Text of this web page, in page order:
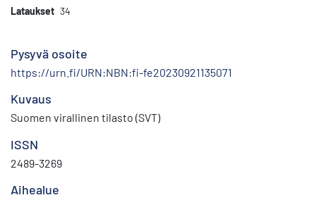
Lataukset 34
Pysyvä osoite
https://urn.fi/URN:NBN:fi-fe20230921135071
Kuvaus
Suomen virallinen tilasto (SVT)
ISSN
2489-3269
Aihealue